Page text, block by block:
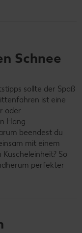
Schnee
sollte der Spaß
ist eine
oder
Hang
beendest du
mit einem
So
perfekter